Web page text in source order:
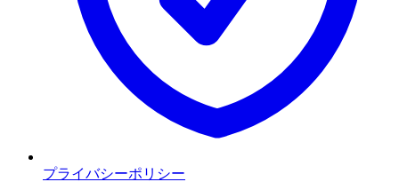
プライバシーポリシー